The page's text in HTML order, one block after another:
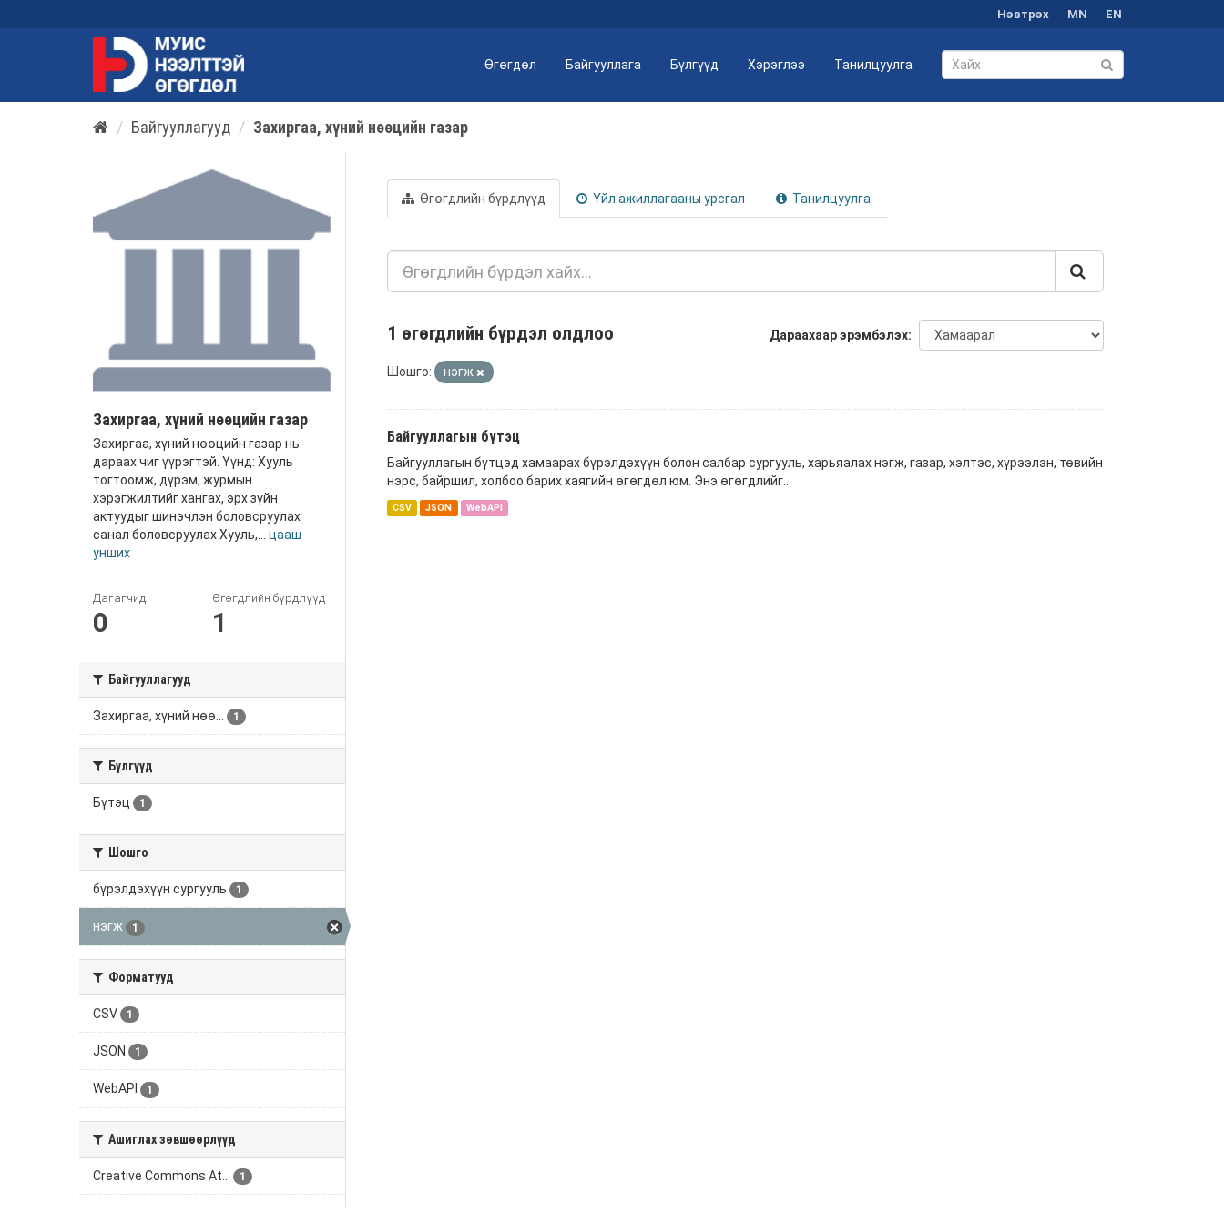
Нэвтрэх MN EN
Өгөгдөл Байгууллага Бүлгүүд Хэрэглээ Танилцуулга
Байгууллагууд Захиргаа, хүний нөөцийн газар
Захиргаа, хүний нөөцийн газар
Захиргаа, хүний нөөцийн газар нь
дараах чиг үүрэгтэй. Үүнд: Хууль
тогтоомж, дүрэм, журмын
хэрэгжилтийг хангах, эрх зүйн
актуудыг шинэчлэн боловсруулах
санал боловсруулах Хууль,... цааш
унших
Дагагчид
0
Өгөгдлийн бүрдлүүд
1
Байгууллагууд
Захиргаа, хүний нөө... 1
Бүлгүүд
Бүтэц 1
Шошго
бүрэлдэхүүн сургууль 1
нэгж 1
Форматууд
CSV 1
JSON 1
WebAPI 1
Ашиглах зөвшөөрлүүд
Creative Commons At... 1
Өгөгдлийн бүрдлүүд Үйл ажиллагааны урсгал Танилцуулга
Дараахаар эрэмбэлэх
1 өгөгдлийн бүрдэл олдлоо
Шошго: нэгж
Байгууллагын бүтэц
Байгууллагын бүтцэд хамаарах бүрэлдэхүүн болон салбар сургууль, харьяалах нэгж, газар, хэлтэс, хүрээлэн, төвийн
нэрс, байршил, холбоо барих хаягийн өгөгдөл юм. Энэ өгөгдлийг...
CSV JSON WebAPI